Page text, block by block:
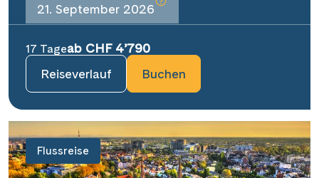
21. September 2026
17 Tageab CHF 4’790
Reiseverlauf
Buchen
Flussreise